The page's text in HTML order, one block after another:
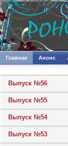
Главная Анонс
Выпуск №56
Выпуск №55
Выпуск №54
Выпуск №53